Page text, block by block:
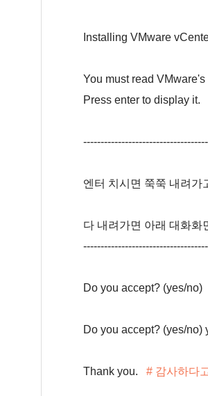
Installing VMware
You must read
Press enter to display it.
엔터 치시면 쭉쭉 내려가
다 내려가면 아래 대화화
Do you accept? (yes/
Do you accept? (yes/
Thank you. # 감사하다